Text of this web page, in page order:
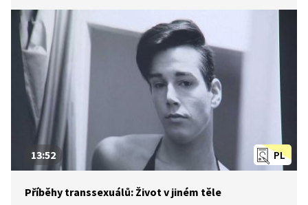
PL
13:52
Příběhy transsexuálů: Život v jiném těle